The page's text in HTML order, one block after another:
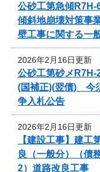
公砂工第急傾R7H-
傾斜地崩壊対策事
壁工事に関する一
2026年2月16日更新
公砂工第砂メR7H-
(国補正)(翌債) 今
争入札公告
2026年2月16日更新
【建設工事】建
良（一般分）（債
2）道路改良工事